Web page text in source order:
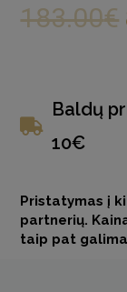
183.00€
Baldų
10€
Pristatymas į
partnerių.
taip pat